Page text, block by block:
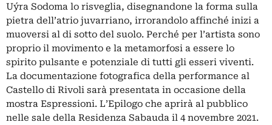
Uýra Sodoma lo risveglia, disegnandone la forma sulla
pietra dell’atrio juvarriano, irrorandolo affinché inizi a
muoversi al di sotto del suolo. Perché per l’artista sono
proprio il movimento e la metamorfosi a essere lo
spirito pulsante e potenziale di tutti gli esseri viventi.
La documentazione fotografica della performance al
Castello di Rivoli sarà presentata in occasione della
mostra Espressioni. L’Epilogo che aprirà al pubblico
nelle sale della Residenza Sabauda il 4 novembre 2021.